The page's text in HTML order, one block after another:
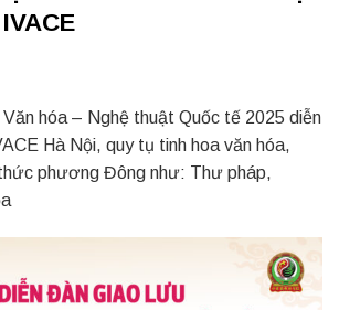
Văn hóa – Nghệ thuật Quốc tế 2025 diễn
Hà Nội, quy tụ tinh hoa văn hóa,
phương Đông như: Thư pháp,